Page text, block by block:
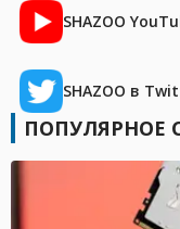
SHAZOO
SHAZOO в
ПОПУЛЯРНОЕ